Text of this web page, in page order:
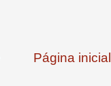
Página inicial